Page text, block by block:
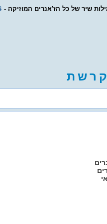
שיר של כל הז'אנרים המוזיקה
ק רש ת